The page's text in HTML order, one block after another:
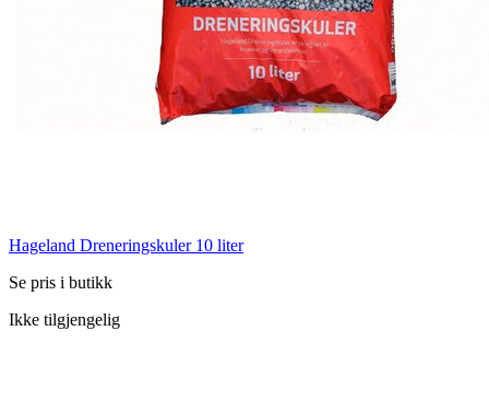
Hageland Dreneringskuler 10 liter
Se pris i butikk
Ikke tilgjengelig